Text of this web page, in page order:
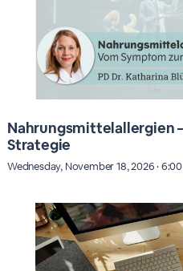
Nahrungsmittelallergien
Strategie
Wednesday, November 18, 2026 · 6:00